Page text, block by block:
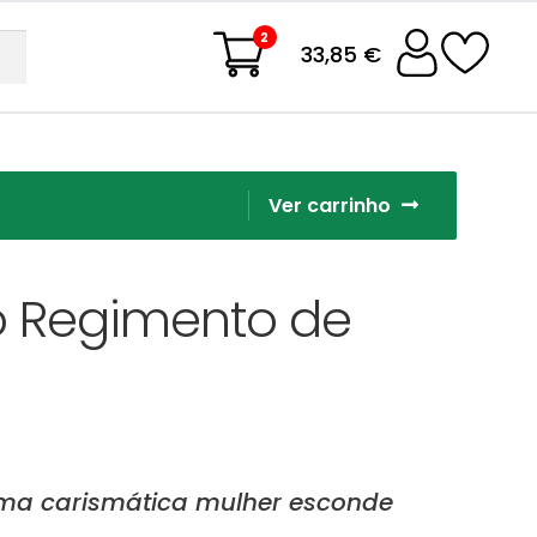
2
33,85 €
Ver carrinho
Regimento de
carismática mulher esconde